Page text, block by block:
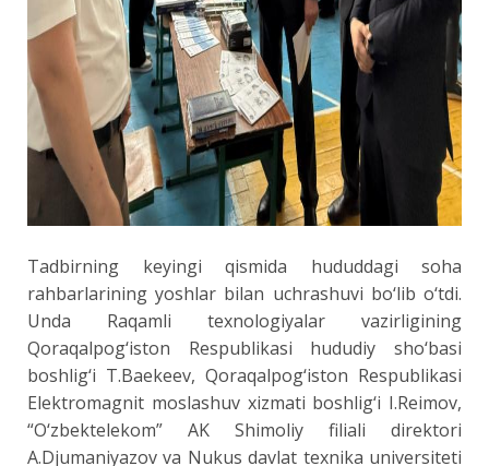
Tadbirning keyingi qismida hududdagi soha
rahbarlarining yoshlar bilan uchrashuvi bo‘lib o‘tdi.
Unda Raqamli texnologiyalar vazirligining
Qoraqalpog‘iston Respublikasi hududiy sho‘basi
boshlig‘i T.Baekeev, Qoraqalpog‘iston Respublikasi
Elektromagnit moslashuv xizmati boshlig‘i I.Reimov,
“O‘zbektelekom” AK Shimoliy filiali direktori
A.Djumaniyazov va Nukus davlat texnika universiteti